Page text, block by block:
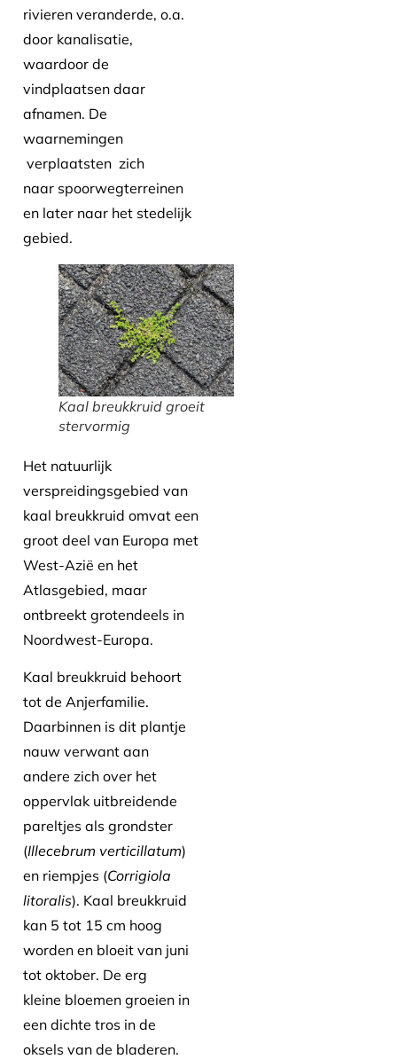
rivieren veranderde, o.a.
door kanalisatie,
waardoor de
vindplaatsen daar
afnamen. De
waarnemingen
verplaatsten zich
naar spoorwegterreinen
en later naar het stedelijk
gebied.
Kaal breukkruid groeit
stervormig
Het natuurlijk
verspreidingsgebied van
kaal breukkruid omvat een
groot deel van Europa met
West-Azië en het
Atlasgebied, maar
ontbreekt grotendeels in
Noordwest-Europa.
Kaal breukkruid behoort
tot de Anjerfamilie.
Daarbinnen is dit plantje
nauw verwant aan
andere zich over het
oppervlak uitbreidende
pareltjes als grondster
(Illecebrum verticillatum)
en riempjes (Corrigiola
litoralis). Kaal breukkruid
kan 5 tot 15 cm hoog
worden en bloeit van juni
tot oktober. De erg
kleine bloemen groeien in
een dichte tros in de
oksels van de bladeren.